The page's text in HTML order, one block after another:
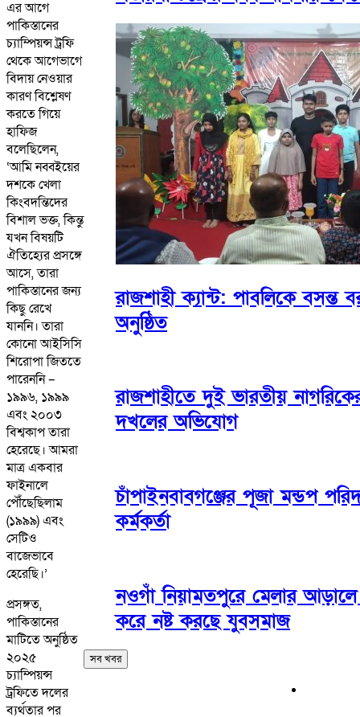
এর আগে
পাকিস্তানের
চ্যাম্পিয়ন্স ট্রফি
থেকে আগেভাগে
বিদায় নেওয়ার
কারণ বিশ্লেষণ
করতে গিয়ে
হাফিজ
বলেছিলেন,
‘আমি নব্বইয়ের
দশকে খেলা
কিংবদন্তিদের
বিশাল ভক্ত, কিন্তু
যখন বিষয়টি
ঐতিহ্যের প্রসঙ্গে
আসে, তারা
পাকিস্তানের জন্য
কিছু রেখে
যাননি। তারা
কোনো আইসিসি
শিরোপা জিততে
পারেননি –
১৯৯৬, ১৯৯৯
এবং ২০০৩
বিশ্বকাপ তারা
হেরেছে। আমরা
মাত্র একবার
ফাইনালে
পৌঁছেছিলাম
(১৯৯৯) এবং
সেটিও
বাজেভাবে
হেরেছি।’
প্রসঙ্গত,
পাকিস্তানের
মাটিতে অনুষ্ঠিত
২০২৫
চ্যাম্পিয়ন্স
ট্রফিতে দলের
ব্যর্থতার পর
রাজশাহী ক্যান্ট: পাবলিকে
অনুষ্ঠিত
রাজশাহীতে দুই ভারতীয়
দখলের অভিযোগ
চাঁপাইনবাবগঞ্জের পূজা মন্ডপ
কর্মকর্তা
নওগাঁ নিয়ামতপুরে মেলার
করে নষ্ট করছে যুবসমাজ
সব খবর